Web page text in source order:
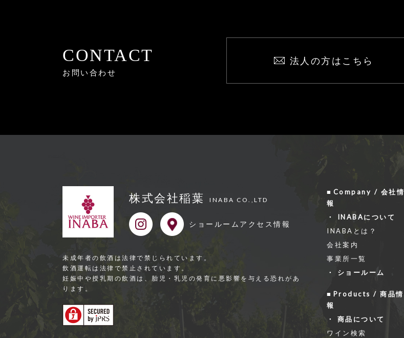
CONTACT
お問い合わせ
法人の方はこちら
株式会社稲葉 INABA CO.,LTD
ショールーム アクセス情報
未成年者の飲酒は法律で禁じられています。
飲酒運転は法律で禁⽌されています。
妊娠中や授乳期の飲酒は、胎児・乳児の発育に悪影響を与える恐れがあ
ります。
Company / 会社情
報
INABAについて
INABAとは？
会社案内
事業所一覧
ショールーム
Products / 商品情
報
商品について
ワイン検索